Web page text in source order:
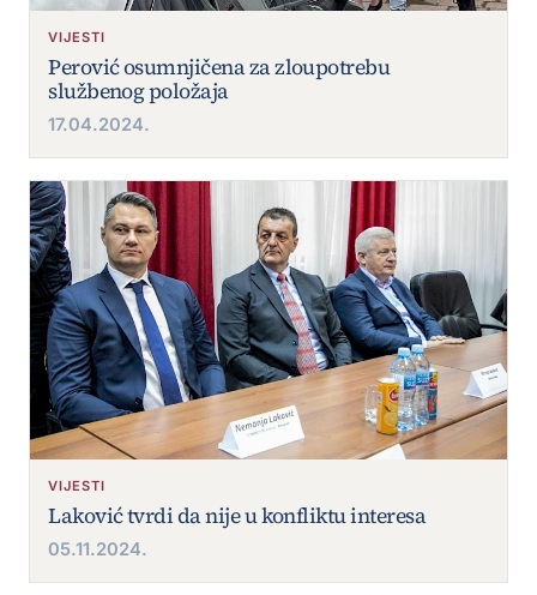
VIJESTI
Perović osumnjičena za zloupotrebu
službenog položaja
17.04.2024.
VIJESTI
Laković tvrdi da nije u konfliktu interesa
05.11.2024.